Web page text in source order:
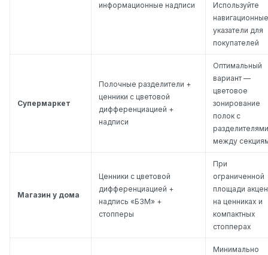
информационные надписи
Используйте
навигационные
указатели для
покупателей
Супермаркет
Полочные разделители +
ценники с цветовой
дифференциацией +
надписи
Оптимальный
вариант —
цветовое
зонирование
полок с
разделителями
между
Магазин у дома
Ценники с цветовой
дифференциацией +
надпись «БЗМ» +
стопперы
При
ограниченной
площади
на ценниках и
компактных
стопперах
Минимально